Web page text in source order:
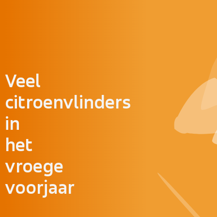
Veel
citroenvlinders
in
het
vroege
voorjaar